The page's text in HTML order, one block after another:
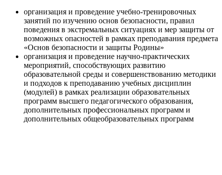
организация и проведение учебно-тренировочных
занятий по изучению основ безопасности, правил
поведения в экстремальных ситуациях и мер защиты от
возможных опасностей в рамках преподавания предмета
«Основ безопасности и защиты Родины»
организация и проведение научно-практических
мероприятий, способствующих развитию
образовательной среды и совершенствованию методики
и подходов к преподаванию учебных дисциплин
(модулей) в рамках реализации образовательных
программ высшего педагогического образования,
дополнительных профессиональных программ и
дополнительных общеобразовательных программ